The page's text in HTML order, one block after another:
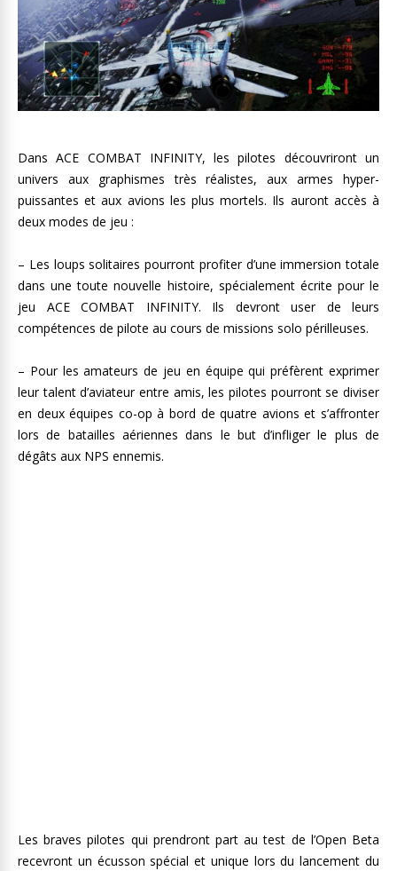
Dans ACE COMBAT INFINITY, les pilotes découvriront un
univers aux graphismes très réalistes, aux armes hyper-
puissantes et aux avions les plus mortels. Ils auront accès à
deux modes de jeu :
– Les loups solitaires pourront profiter d’une immersion totale
dans une toute nouvelle histoire, spécialement écrite pour le
jeu ACE COMBAT INFINITY. Ils devront user de leurs
compétences de pilote au cours de missions solo périlleuses.
– Pour les amateurs de jeu en équipe qui préfèrent exprimer
leur talent d’aviateur entre amis, les pilotes pourront se diviser
en deux équipes co-op à bord de quatre avions et s’affronter
lors de batailles aériennes dans le but d’infliger le plus de
dégâts aux NPS ennemis.
Les braves pilotes qui prendront part au test de l’Open Beta
recevront un écusson spécial et unique lors du lancement du